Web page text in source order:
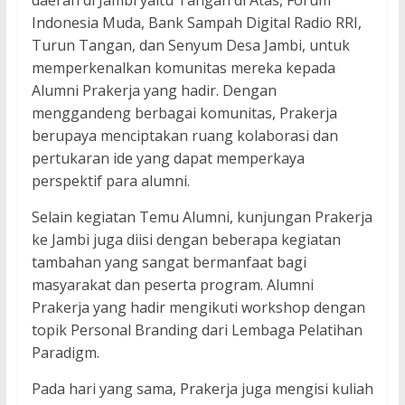
Indonesia Muda, Bank Sampah Digital Radio RRI,
Turun Tangan, dan Senyum Desa Jambi, untuk
memperkenalkan komunitas mereka kepada
Alumni Prakerja yang hadir. Dengan
menggandeng berbagai komunitas, Prakerja
berupaya menciptakan ruang kolaborasi dan
pertukaran ide yang dapat memperkaya
perspektif para alumni.
Selain kegiatan Temu Alumni, kunjungan Prakerja
ke Jambi juga diisi dengan beberapa kegiatan
tambahan yang sangat bermanfaat bagi
masyarakat dan peserta program. Alumni
Prakerja yang hadir mengikuti workshop dengan
topik Personal Branding dari Lembaga Pelatihan
Paradigm.
Pada hari yang sama, Prakerja juga mengisi kuliah